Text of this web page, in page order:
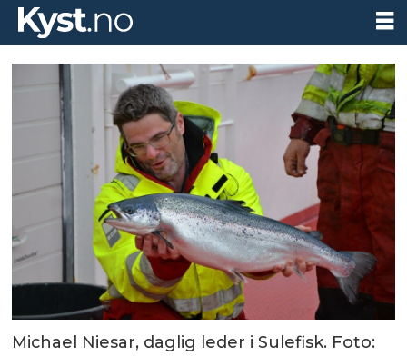
Michael Niesar, daglig leder i Sulefisk. Foto: